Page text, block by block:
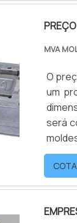
MVA
O
um
será